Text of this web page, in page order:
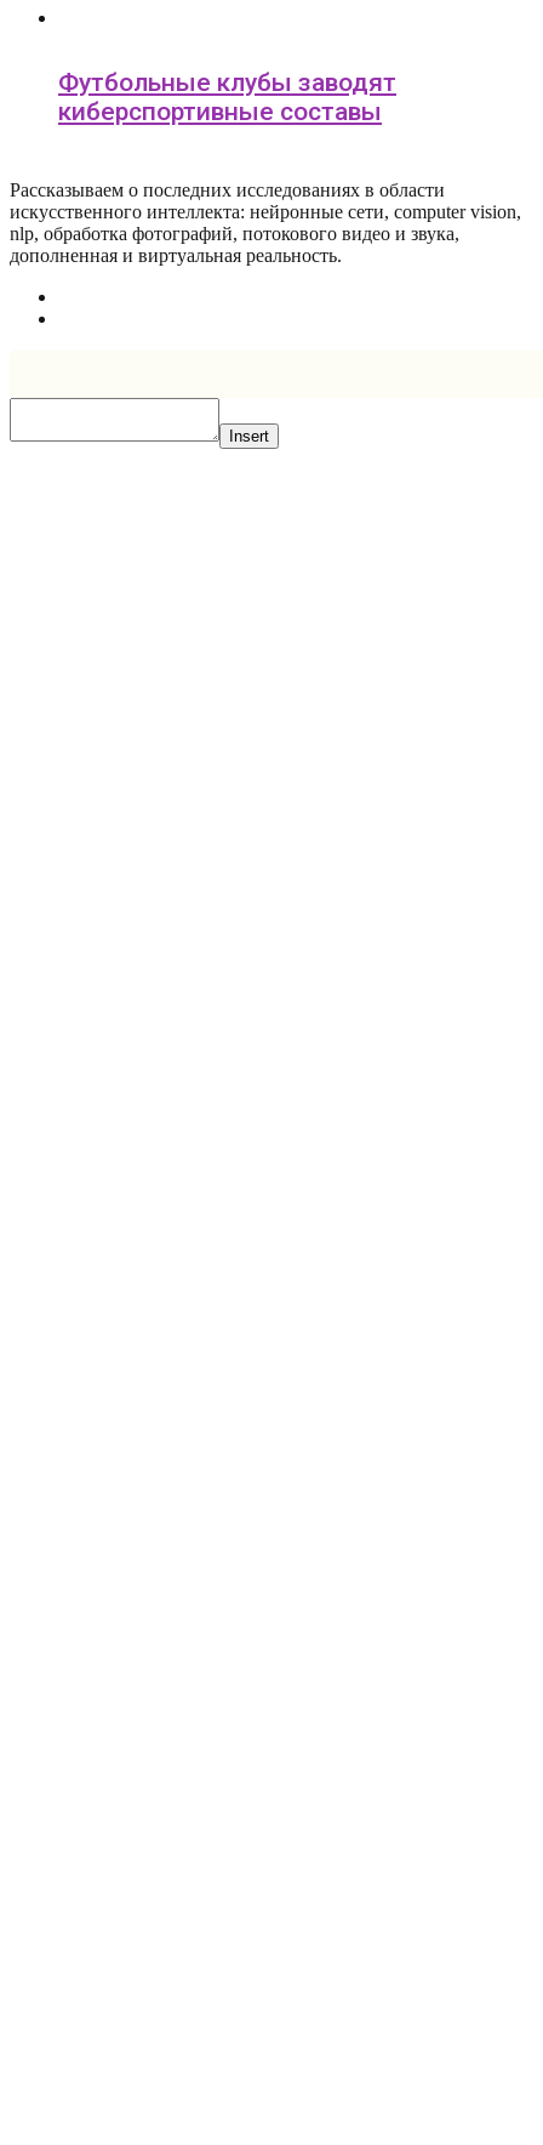
Футбольные клубы заводят
киберспортивные составы
Рассказываем о последних исследованиях в области
искусcтвенного интеллекта: нейронные сети, computer vision,
nlp, обработка фотографий, потокового видео и звука,
дополненная и виртуальная реальность.
Insert